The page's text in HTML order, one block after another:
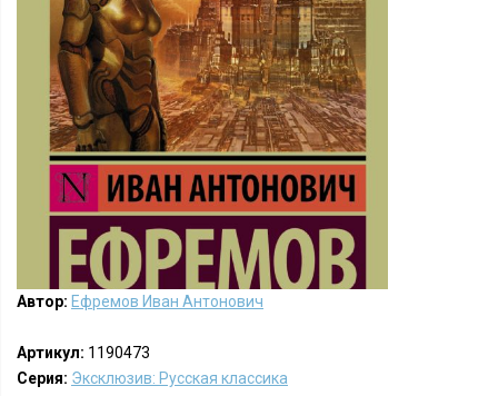
Автор: Ефремов Иван Антонович
Артикул: 1190473
Серия: Эксклюзив: Русская классика